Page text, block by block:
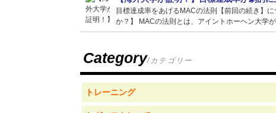
目標達成率をあげるMACの法則【前回の続き】
か？】 MACの法則とは、アイントホーヘン大学
Category/カテゴリー
トレーニング